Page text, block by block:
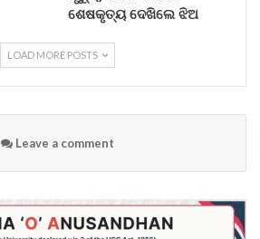
ଶେଷକୃତ୍ୟ ଦେଖିଲେ ଝିଅ
LOAD MORE POSTS
Leave a comment